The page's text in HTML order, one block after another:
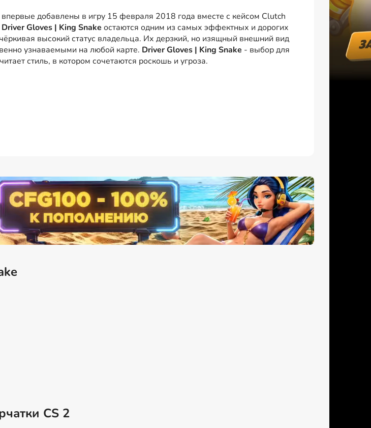
добавлены в игру 15 февраля 2018 года вместе с кейсом Clutch
Driver Gloves | King Snake остаются одним из самых эффектных и дорогих
высокий статус владельца. Их дерзкий, но изящный внешний вид
узнаваемыми на любой карте. Driver Gloves | King Snake - выбор для
стиль, в котором сочетаются роскошь и угроза.
CS 2